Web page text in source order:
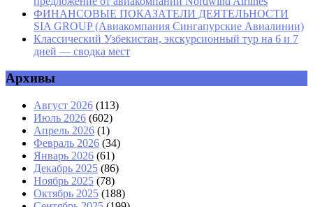
ФИНАНСОВЫЕ ПОКАЗАТЕЛИ ДЕЯТЕЛЬНОСТИ
SIA GROUP (Авиакомпания Сингапурские Авиалинии)
Классический Узбекистан, экскурсионный тур на 6 и 7
дней — сводка мест
Архивы
Август 2026 (113)
Июль 2026 (602)
Апрель 2026 (1)
Февраль 2026 (34)
Январь 2026 (61)
Декабрь 2025 (86)
Ноябрь 2025 (78)
Октябрь 2025 (188)